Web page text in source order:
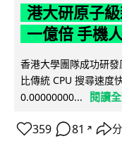
港大研原子
一億倍 手機
香港大學團隊成功研
比傳統 CPU 搜尋速度
0.00000000...
閱讀
359 81 ↗